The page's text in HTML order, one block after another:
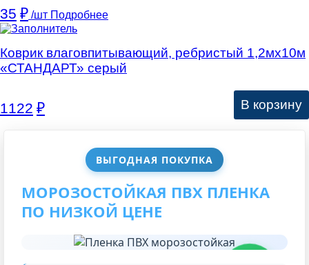
ВЫГОДНАЯ ПОКУПКА
МОРОЗОСТОЙКАЯ ПВХ ПЛЕНКА
ПО НИЗКОЙ ЦЕНЕ
35 ₽ /шт Подробнее
Коврик влаговпитывающий, ребристый 1,2мх10м
«СТАНДАРТ» серый
1122 ₽ В корзину